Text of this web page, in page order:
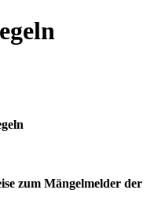
zum Mängelmelder der